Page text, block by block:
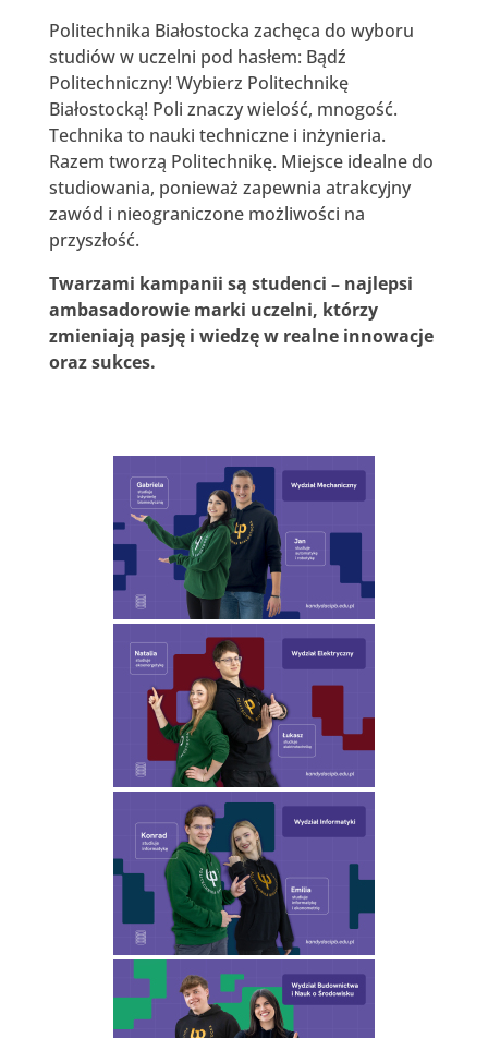
Politechnika Białostocka zachęca do wyboru
studiów w uczelni pod hasłem: Bądź
Politechniczny! Wybierz Politechnikę
Białostocką! Poli znaczy wielość, mnogość.
Technika to nauki techniczne i inżynieria.
Razem tworzą Politechnikę. Miejsce idealne do
studiowania, ponieważ zapewnia atrakcyjny
zawód i nieograniczone możliwości na
przyszłość.
Twarzami kampanii są studenci – najlepsi
ambasadorowie marki uczelni, którzy
zmieniają pasję i wiedzę w realne innowacje
oraz sukces.